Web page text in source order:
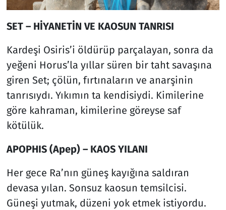
SET – HİYANETİN VE KAOSUN TANRISI
Kardeşi Osiris’i öldürüp parçalayan, sonra da
yeğeni Horus’la yıllar süren bir taht savaşına
giren Set; çölün, fırtınaların ve anarşinin
tanrısıydı. Yıkımın ta kendisiydi. Kimilerine
göre kahraman, kimilerine göreyse saf
kötülük.
APOPHIS (Apep) – KAOS YILANI
Her gece Ra’nın güneş kayığına saldıran
devasa yılan. Sonsuz kaosun temsilcisi.
Güneşi yutmak, düzeni yok etmek istiyordu.